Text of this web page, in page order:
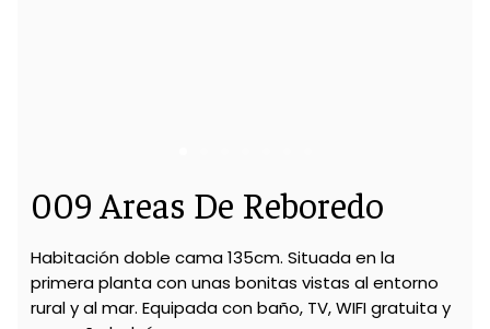
009 Areas De Reboredo
Habitación doble cama 135cm. Situada en la
primera planta con unas bonitas vistas al entorno
rural y al mar. Equipada con baño, TV, WIFI gratuita y